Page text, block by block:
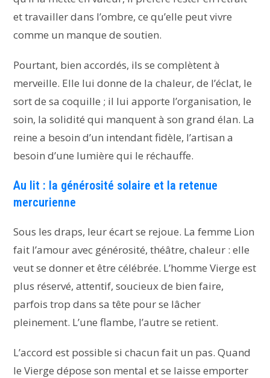
et travailler dans l’ombre, ce qu’elle peut vivre
comme un manque de soutien.
Pourtant, bien accordés, ils se complètent à
merveille. Elle lui donne de la chaleur, de l’éclat, le
sort de sa coquille ; il lui apporte l’organisation, le
soin, la solidité qui manquent à son grand élan. La
reine a besoin d’un intendant fidèle, l’artisan a
besoin d’une lumière qui le réchauffe.
Au lit : la générosité solaire et la retenue
mercurienne
Sous les draps, leur écart se rejoue. La femme Lion
fait l’amour avec générosité, théâtre, chaleur : elle
veut se donner et être célébrée. L’homme Vierge est
plus réservé, attentif, soucieux de bien faire,
parfois trop dans sa tête pour se lâcher
pleinement. L’une flambe, l’autre se retient.
L’accord est possible si chacun fait un pas. Quand
le Vierge dépose son mental et se laisse emporter